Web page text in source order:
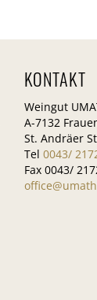
KONTAKT
Weingut
A-7132
St. Andräer
Tel 0043/
Fax 0043/